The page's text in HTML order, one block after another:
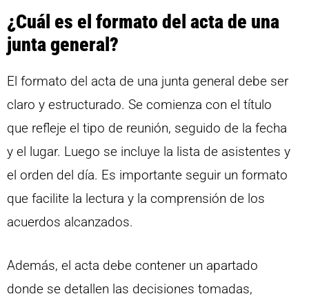
¿Cuál es el formato del acta de una
junta general?
El formato del acta de una junta general debe ser
claro y estructurado. Se comienza con el título
que refleje el tipo de reunión, seguido de la fecha
y el lugar. Luego se incluye la lista de asistentes y
el orden del día. Es importante seguir un formato
que facilite la lectura y la comprensión de los
acuerdos alcanzados.
Además, el acta debe contener un apartado
donde se detallen las decisiones tomadas,